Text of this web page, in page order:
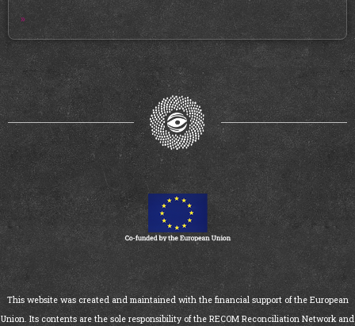
»
This website was created and maintained with the financial support of the European
Union. Its contents are the sole responsibility of the RECOM Reconciliation Network and